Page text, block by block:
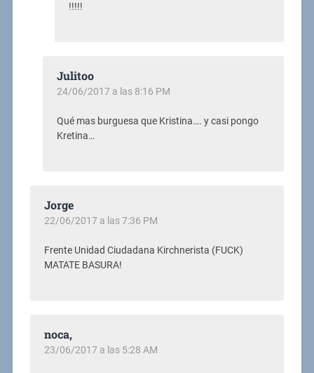
!!!!!
Julitoo
24/06/2017 a las 8:16 PM
Qué mas burguesa que Kristina…. y casi pongo
Kretina…
Jorge
22/06/2017 a las 7:36 PM
Frente Unidad Ciudadana Kirchnerista (FUCK)
MATATE BASURA!
noca,
23/06/2017 a las 5:28 AM